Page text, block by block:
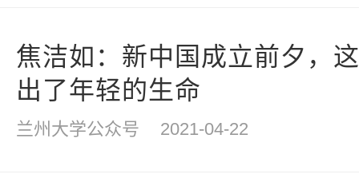
焦洁如：新中国成立前夕，
出了年轻的生命
兰州大学公众号 2021-04-22